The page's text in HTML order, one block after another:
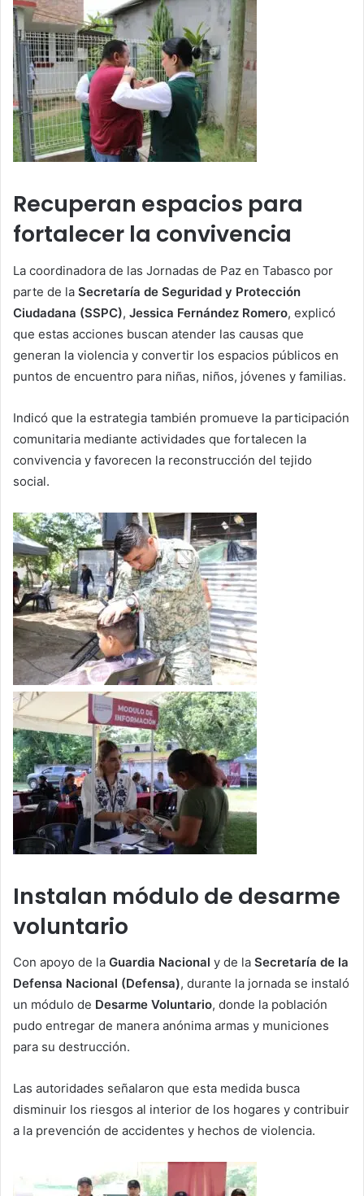
Recuperan espacios para
fortalecer la convivencia
La coordinadora de las Jornadas de Paz en Tabasco por
parte de la Secretaría de Seguridad y Protección
Ciudadana (SSPC), Jessica Fernández Romero, explicó
que estas acciones buscan atender las causas que
generan la violencia y convertir los espacios públicos en
puntos de encuentro para niñas, niños, jóvenes y familias.
Indicó que la estrategia también promueve la participación
comunitaria mediante actividades que fortalecen la
convivencia y favorecen la reconstrucción del tejido
social.
Instalan módulo de desarme
voluntario
Con apoyo de la Guardia Nacional y de la Secretaría de la
Defensa Nacional (Defensa), durante la jornada se instaló
un módulo de Desarme Voluntario, donde la población
pudo entregar de manera anónima armas y municiones
para su destrucción.
Las autoridades señalaron que esta medida busca
disminuir los riesgos al interior de los hogares y contribuir
a la prevención de accidentes y hechos de violencia.